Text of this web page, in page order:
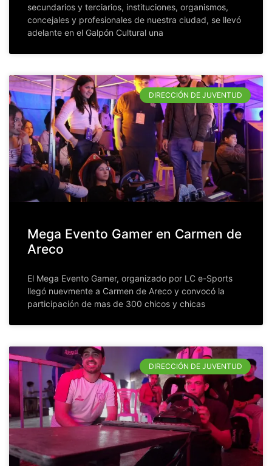
secundarios y terciarios, instituciones, organismos,
concejales y profesionales de nuestra ciudad, se llevó
adelante en el Galpón Cultural una
DIRECCIÓN DE JUVENTUD
Mega Evento Gamer en Carmen de
Areco
El Mega Evento Gamer, organizado por LC e-Sports
llegó nuevmente a Carmen de Areco y convocó la
participación de mas de 300 chicos y chicas
DIRECCIÓN DE JUVENTUD